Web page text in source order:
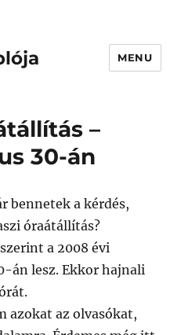
MENU
–
30-án
bennetek a kérdés,
óraátállítás?
a 2008 évi
án lesz. Ekkor hajnali
azokat az olvasókat,